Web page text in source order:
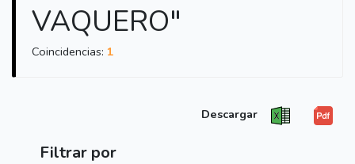
VAQUERO"
Coincidencias: 1
Descargar
Filtrar por